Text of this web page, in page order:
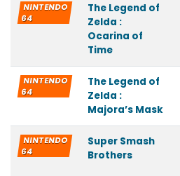
NINTENDO
64
The Legend of
Zelda :
Ocarina of
Time
NINTENDO
64
The Legend of
Zelda :
Majora’s Mask
NINTENDO
64
Super Smash
Brothers